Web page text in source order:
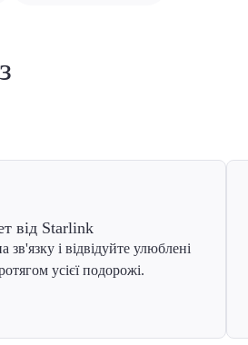
від Starlink
зв'язку і відвідуйте улюблені
усієї подорожі.